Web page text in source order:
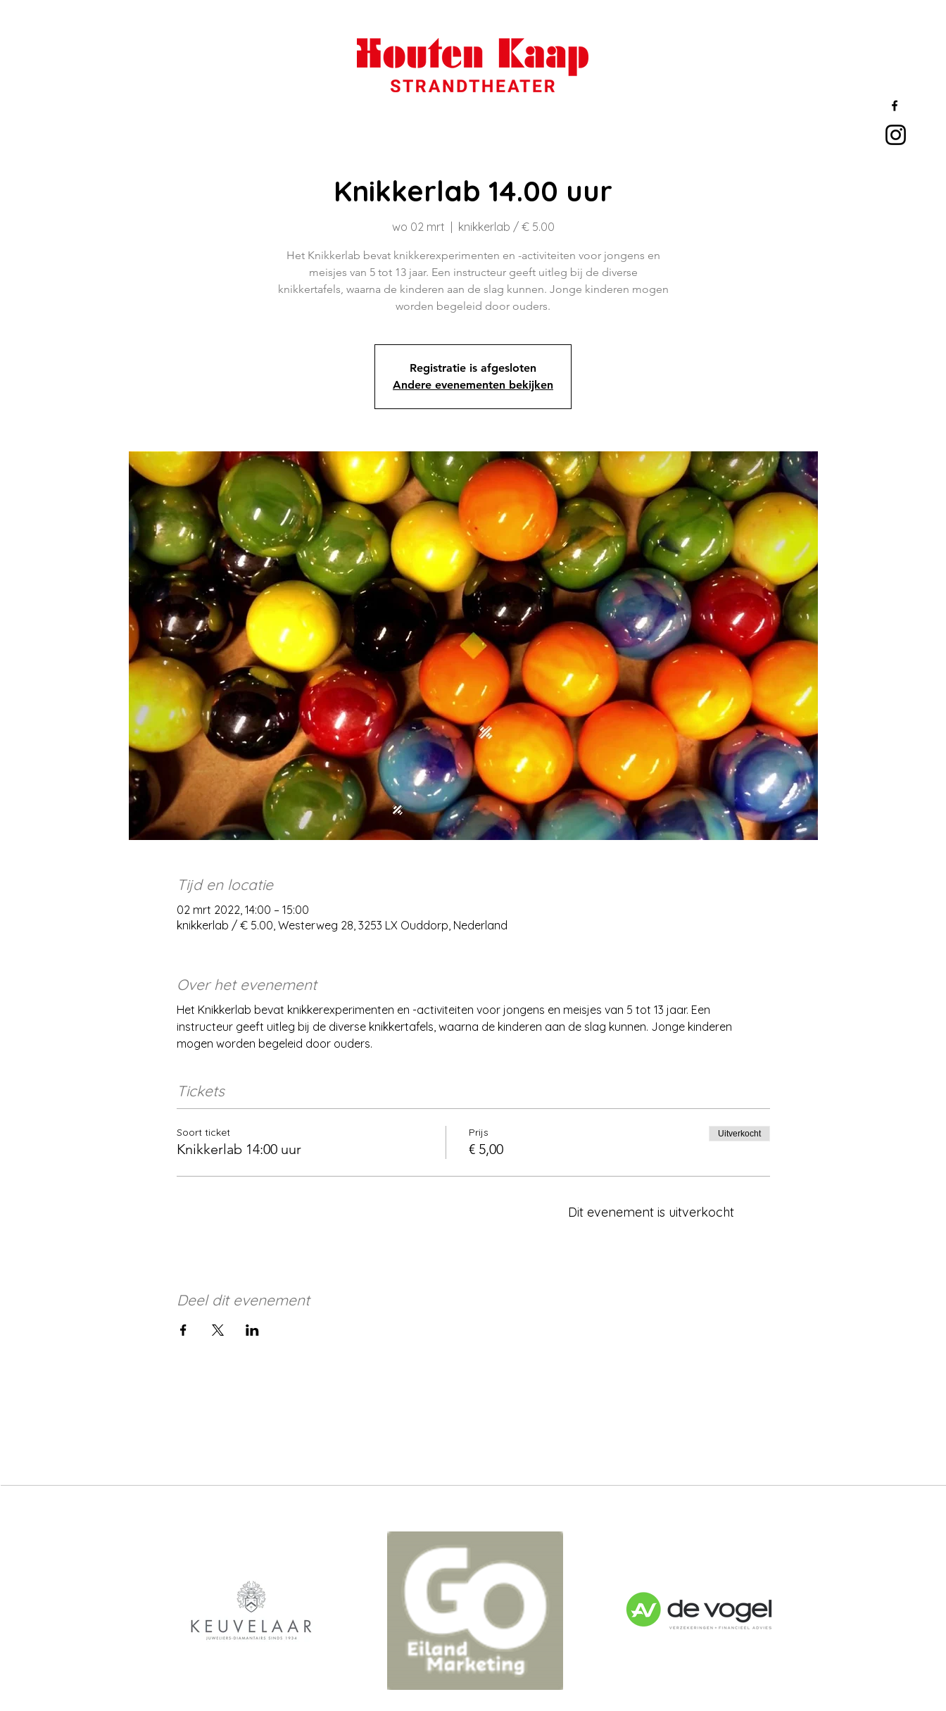
Knikkerlab 14.00 uur
wo 02 mrt knikkerlab / € 5.00
Het Knikkerlab bevat knikkerexperimenten en -activiteiten voor jongens en
meisjes van 5 tot 13 jaar. Een instructeur geeft uitleg bij de diverse
knikkertafels, waarna de kinderen aan de slag kunnen. Jonge kinderen mogen
worden begeleid door ouders.
Registratie is afgesloten
Andere evenementen bekijken
Tijd en locatie
02 mrt 2022, 14:00 – 15:00
knikkerlab / € 5.00, Westerweg 28, 3253 LX Ouddorp, Nederland
Over het evenement
Het Knikkerlab bevat knikkerexperimenten en -activiteiten voor jongens en meisjes van 5 tot 13 jaar. Een
instructeur geeft uitleg bij de diverse knikkertafels, waarna de kinderen aan de slag kunnen. Jonge kinderen
mogen worden begeleid door ouders.
Tickets
Soort ticket
Knikkerlab 14:00 uur
Prijs
€ 5,00
Uitverkocht
Dit evenement is uitverkocht
Deel dit evenement